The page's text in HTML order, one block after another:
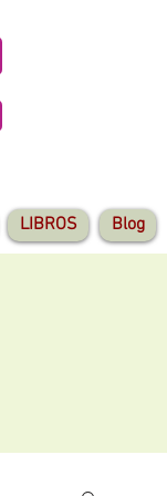
LIBROS Blog